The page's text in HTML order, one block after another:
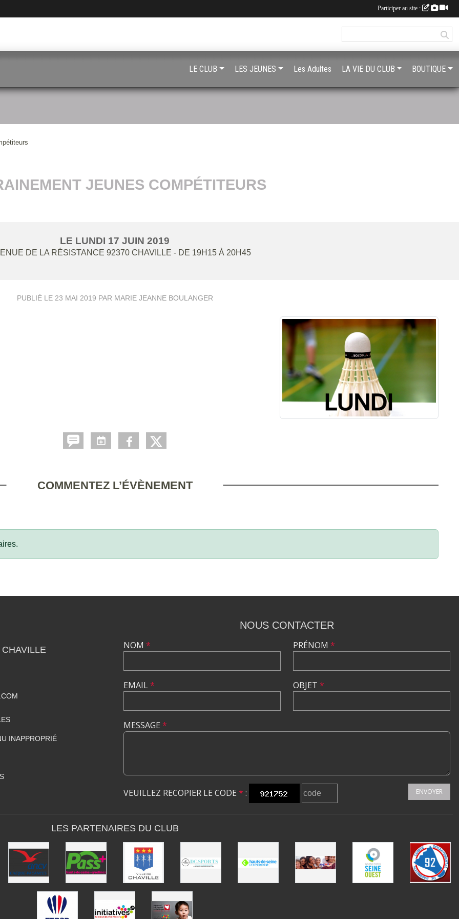
JEUNES COMPÉTITEURS
LE LUNDI 17 JUIN 2019
DE LA RÉSISTANCE 92370 CHAVILLE - DE 19H15 À 20H45
PUBLIÉ LE 23 MAI 2019 PAR MARIE JEANNE BOULANGER
COMMENTEZ L’ÉVÈNEMENT
LE CLUB LES JEUNES Les Adultes LA VIE DU CLUB BOUTIQUE
INAPPROPRIÉ
NOUS CONTACTER
NOM *
EMAIL*
PRÉNOM *
OBJET *
MESSAGE *
VEUILLEZ RECOPIER LE CODE * : ENVOYER
LES PARTENAIRES DU CLUB
Participer au site :